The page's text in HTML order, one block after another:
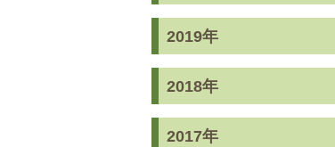
2019年
2018年
2017年